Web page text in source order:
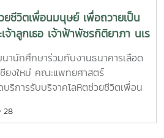
ชีวิตเพื่อนมนุษย์ เพื่อถวายเป็น
าลูกเธอ เจ้าฟ้าพัชรกิติยาภา นเร
งราช สาริณีสิริพัชร มหาวัชรราช
กศึกษาร่วมกับงานธนาคารเลือด
ยงใหม่ คณะแพทยศาสตร์
บริการรับบริจาคโลหิตช่วยชีวิตเพื่อน
ดี กรมหลวงราช สาริณีสิริพัชร มหา
28